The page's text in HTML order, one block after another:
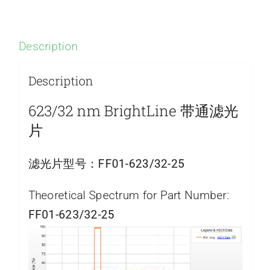
Description
Description
623/32 nm BrightLine 带通滤光
片
滤光片型号： FF01-623/32-25
Theoretical Spectrum for Part Number:
FF01-623/32-25